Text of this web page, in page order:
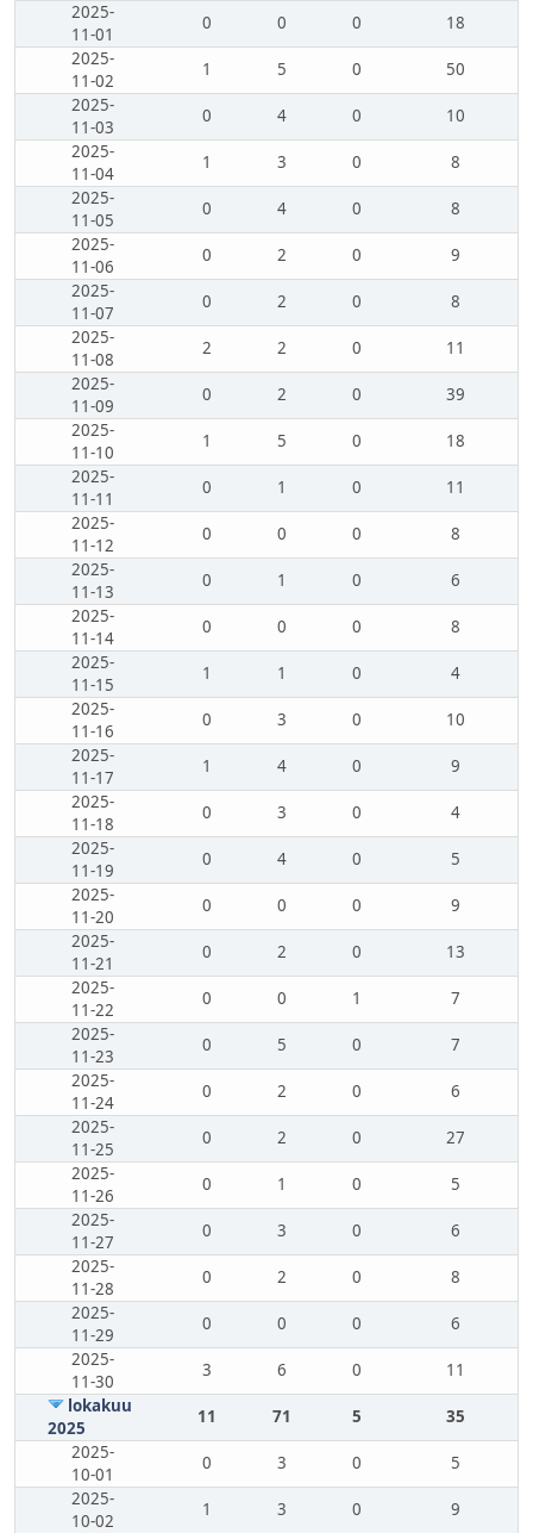
2025-
11-01
0 0 0
18
2025-
11-02
1 5 0
50
2025-
11-03
0 4 0
10
2025-
11-04
1 3 0
8
2025-
11-05
0 4 0
8
2025-
11-06
0 2 0
9
2025-
11-07
0 2 0
8
2025-
11-08
2 2 0
11
2025-
11-09
0 2 0
39
2025-
11-10
1 5 0
18
2025-
11-11
0 1 0
11
2025-
11-12
0 0 0
8
2025-
11-13
0 1 0
6
2025-
11-14
0 0 0
8
2025-
11-15
1 1 0
4
2025-
11-16
0 3 0
10
2025-
11-17
1 4 0
9
2025-
11-18
0 3 0
4
2025-
11-19
0 4 0
5
2025-
11-20
0 0 0
9
2025-
11-21
0 2 0
13
2025-
11-22
0 0 1
7
2025-
11-23
0 5 0
7
2025-
11-24
0 2 0
6
2025-
11-25
0 2 0
27
2025-
11-26
0 1 0
5
2025-
11-27
0 3 0
6
2025-
11-28
0 2 0
8
2025-
11-29
0 0 0
6
2025-
11-30
3 6 0
11
lokakuu
2025
11 71 5
35
2025-
10-01
0 3 0
5
2025-
10-02
1 3 0 9